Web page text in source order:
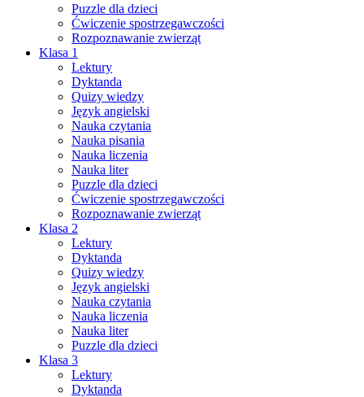
Puzzle dla dzieci
Ćwiczenie spostrzegawczości
Rozpoznawanie zwierząt
Klasa 1
Lektury
Dyktanda
Quizy wiedzy
Język angielski
Nauka czytania
Nauka pisania
Nauka liczenia
Nauka liter
Puzzle dla dzieci
Ćwiczenie spostrzegawczości
Rozpoznawanie zwierząt
Klasa 2
Lektury
Dyktanda
Quizy wiedzy
Język angielski
Nauka czytania
Nauka liczenia
Nauka liter
Puzzle dla dzieci
Klasa 3
Lektury
Dyktanda